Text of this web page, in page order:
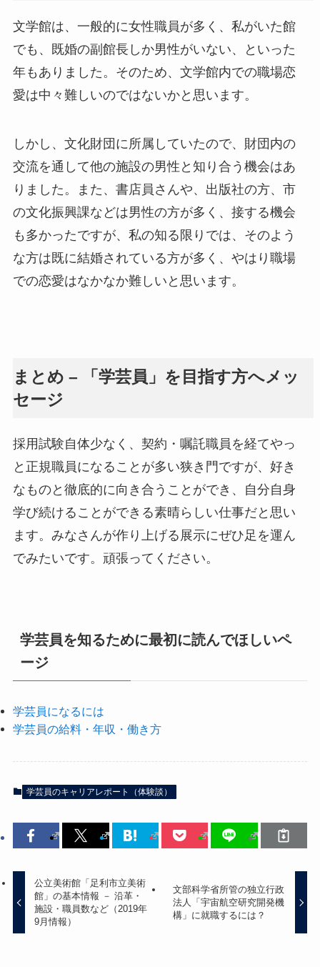
文学館は、一般的に女性職員が多く、私がいた館
でも、既婚の副館長しか男性がいない、といった
年もありました。そのため、文学館内での職場恋
愛は中々難しいのではないかと思います。
しかし、文化財団に所属していたので、財団内の
交流を通して他の施設の男性と知り合う機会はあ
りました。また、書店員さんや、出版社の方、市
の文化振興課などは男性の方が多く、接する機会
も多かったですが、私の知る限りでは、そのよう
な方は既に結婚されている方が多く、やはり職場
での恋愛はなかなか難しいと思います。
まとめ – 「学芸員」を目指す方へメッ
セージ
採用試験自体少なく、契約・嘱託職員を経てやっ
と正規職員になることが多い狭き門ですが、好き
なものと徹底的に向き合うことができ、自分自身
学び続けることができる素晴らしい仕事だと思い
ます。みなさんが作り上げる展示にぜひ足を運ん
でみたいです。頑張ってください。
学芸員を知るために最初に読んでほしいペ
ージ
学芸員になるには
学芸員の給料・年収・働き方
学芸員のキャリアレポート（体験談）
公立美術館「足利市立美術
館」の基本情報 － 沿革・
施設・職員数など（2019年
9月情報）
文部科学省所管の独立行政
法人「宇宙航空研究開発機
構」に就職するには？